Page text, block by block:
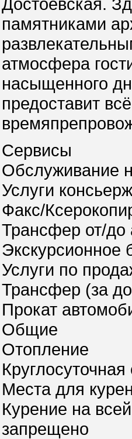
Достоевская.
памятниками
атмосфера
насыщенного
предоставит
Сервисы
Обслуживание
Услуги
Факс/
Трансфер от/до
Экскурсионное
Услуги по
Трансфер (за
Прокат
Общие
Отопление
Места для
Курение на
запрещено